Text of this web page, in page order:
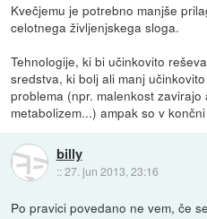
Kvečjemu je potrebno manjše
celotnega življenjskega sloga.
Tehnologije, ki bi učinkovito
sredstva, ki bolj ali manj
problema (npr. malenkost
metabolizem...) ampak so v
billy
::27. jun 2013, 23:16
Po pravici povedano ne vem, če